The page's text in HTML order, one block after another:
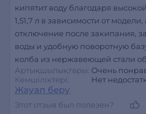
кипятит воду благодаря
1,51,7 л в зависимости от
отключение после закипания,
воды и удобную поворотную
колба из нержавеющей стали
Артықшылықтары: Очень
Кемшіліктері:
Нет
Жауап беру
Этот отзыв был полезен?